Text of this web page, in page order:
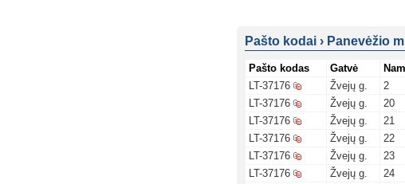
Pašto kodai › Panevėžio
Pašto kodas Gatvė
LT-37176
Žvejų g. 2
LT-37176
Žvejų g. 20
LT-37176
Žvejų g. 21
LT-37176
Žvejų g. 22
LT-37176
Žvejų g. 23
LT-37176
Žvejų g. 24